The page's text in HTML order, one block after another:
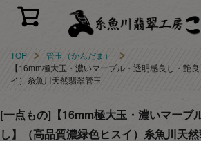
TOP
管玉（かんだま）
【16mm極大玉・濃いマーブル・透明感良し・艶
イ）糸魚川天然翡翠管玉
[一点もの]【16mm極大玉・濃いマーブ
し】（高品質濃緑色ヒスイ）糸魚川天